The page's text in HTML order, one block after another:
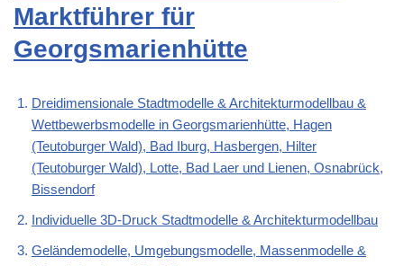
Marktführer für
Georgsmarienhütte
Dreidimensionale Stadtmodelle & Architekturmodellbau &
Wettbewerbsmodelle in Georgsmarienhütte, Hagen
(Teutoburger Wald), Bad Iburg, Hasbergen, Hilter
(Teutoburger Wald), Lotte, Bad Laer und Lienen, Osnabrück,
Bissendorf
Individuelle 3D-Druck Stadtmodelle & Architekturmodellbau
Geländemodelle, Umgebungsmodelle, Massenmodelle &